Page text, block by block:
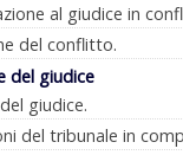
al giudice in
del conflitto.
del giudice
giudice.
del tribunale in